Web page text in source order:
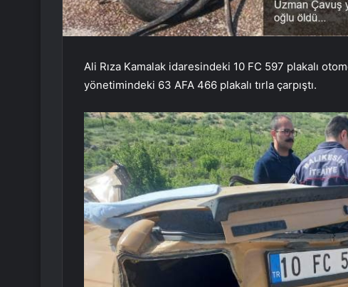
Ali Rıza Kamalak idaresindeki 10 FC 597 plakalı
yönetimindeki 63 AFA 466 plakalı tırla çarpıştı.